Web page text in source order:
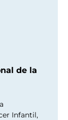
de la
Infantil,